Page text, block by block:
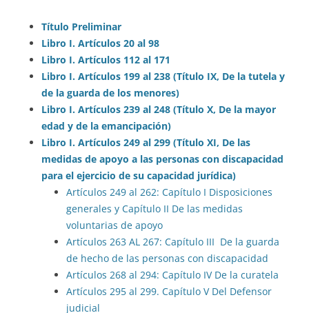
Título Preliminar
Libro I. Artículos 20 al 98
Libro I. Artículos 112 al 171
Libro I. Artículos 199 al 238 (Título IX, De la tutela y
de la guarda de los menores)
Libro I. Artículos 239 al 248 (Título X, De la mayor
edad y de la emancipación)
Libro I. Artículos 249 al 299 (Título XI, De las
medidas de apoyo a las personas con discapacidad
para el ejercicio de su capacidad jurídica)
Artículos 249 al 262: Capítulo I Disposiciones
generales y Capítulo II De las medidas
voluntarias de apoyo
Artículos 263 AL 267: Capítulo III De la guarda
de hecho de las personas con discapacidad
Artículos 268 al 294: Capítulo IV De la curatela
Artículos 295 al 299. Capítulo V Del Defensor
judicial